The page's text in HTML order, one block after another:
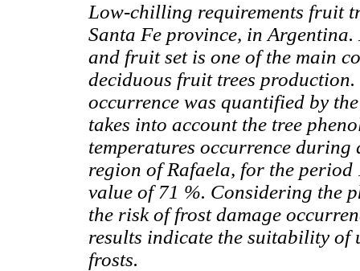
Low-chilling requirements fruit
Santa Fe province, in
and fruit set is one of the main
deciduous fruit trees
occurrence was quantified by
takes into account the tree
temperatures occurrence
region of Rafaela, for the period
value of 71 %. Considering the
the risk of frost damage
results indicate the suitability of
frosts.